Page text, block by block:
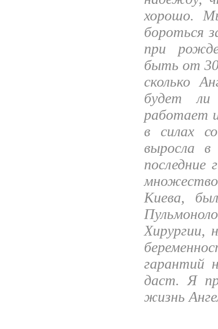
хорошо.
бороться
при
быть от
сколько
будет
работает
в силах
выросла в
Киева,
Хирургии,
гарантий
даст. Я
жизнь